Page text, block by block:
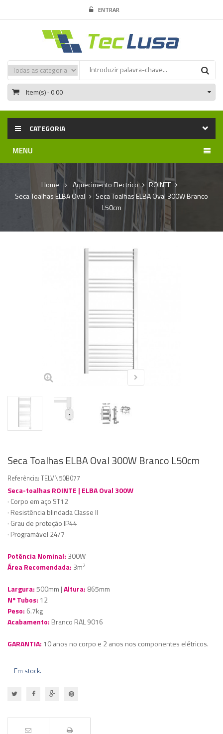
ENTRAR
Item(s)- 0.00
CATEGORIA
MENU
Home Aquecimento Electrico
ROINTE
Seca Toalhas ELBA Oval
Seca Toalhas ELBA Oval 300W Branco
L50cm
Seca Toalhas ELBA Oval 300W Branco L50cm
Referência: TELVN50B077
Seca-toalhas ROINTE | ELBA Oval 300W
· Corpo em aço ST12
· Resistência blindada Classe II
· Grau de proteção IP44
· Programável 24/7
Potência Nominal: 300W
Área Recomendada: 3m2
Largura:500mm |Altura: 865mm
Nº Tubos: 12
Peso: 6.7kg
Acabamento: Branco RAL 9016
GARANTIA: 10 anos no corpo e 2 anos nos componentes elétricos.
Em stock.